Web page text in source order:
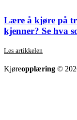
Lære å kjøre på
kjenner? Se hva
Les artikkelen
Kjøreopplæring ©